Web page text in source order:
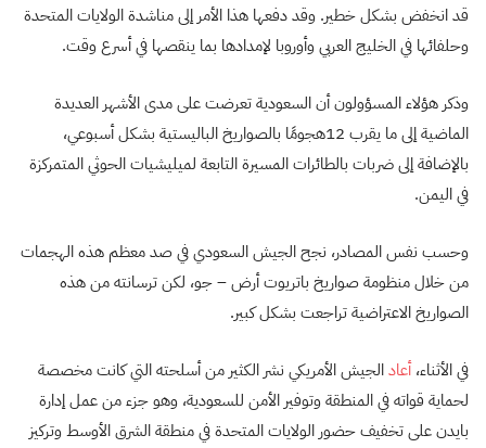
قد انخفض بشكل خطير. وقد دفعها هذا الأمر إلى مناشدة الولايات المتحدة
وحلفائها في الخليج العربي وأوروبا لإمدادها بما ينقصها في أسرع وقت.
وذكر هؤلاء المسؤولون أن السعودية تعرضت على مدى الأشهر العديدة
الماضية إلى ما يقرب 12هجومًا بالصواريخ الباليستية بشكل أسبوعي،
بالإضافة إلى ضربات بالطائرات المسيرة التابعة لميليشيات الحوثي المتمركزة
في اليمن.
وحسب نفس المصادر، نجح الجيش السعودي في صد معظم هذه الهجمات
من خلال منظومة صواريخ باتريوت أرض – جو، لكن ترسانته من هذه
الصواريخ الاعتراضية تراجعت بشكل كبير.
في الأثناء،أعادالجيش الأمريكي نشر الكثير من أسلحته التي كانت مخصصة
لحماية قواته في المنطقة وتوفير الأمن للسعودية، وهو جزء من عمل إدارة
بايدن على تخفيف حضور الولايات المتحدة في منطقة الشرق الأوسط وتركيز